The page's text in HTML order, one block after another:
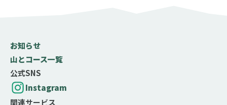
お知らせ
山とコース一覧
公式SNS
Instagram
関連サービス